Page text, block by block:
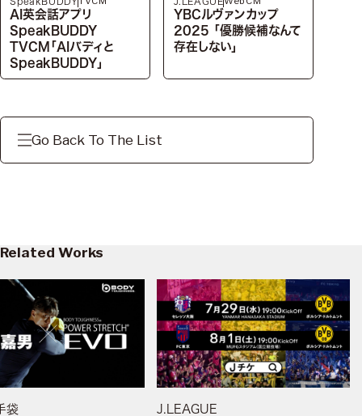
AI英会話アプリ
SpeakBUDDY
TVCM「AIバディと
SpeakBUDDY」
YBCルヴァンカップ
2025 「優勝候補なんて
存在しない」
Go Back To The List
Related Works
袋 J.LEAGUE